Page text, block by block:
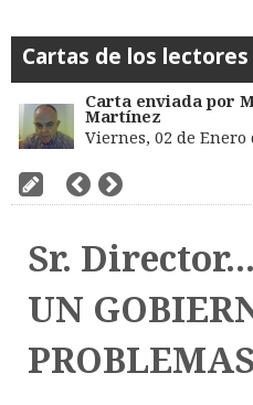
Cartas de los lectores
Carta enviada por
Martínez
Viernes, 02 de Enero
Sr.
UN